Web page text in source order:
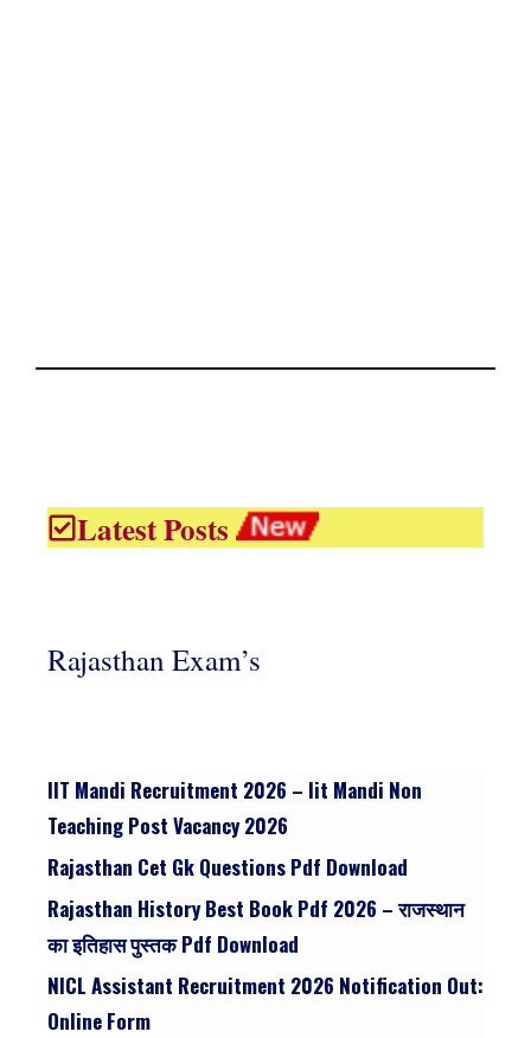
Latest Posts
Rajasthan Exam’s
IIT Mandi Recruitment 2026 – Iit Mandi Non
Teaching Post Vacancy 2026
Rajasthan Cet Gk Questions Pdf Download
Rajasthan History Best Book Pdf 2026 – राजस्थान
का इतिहास पुस्तक Pdf Download
NICL Assistant Recruitment 2026 Notification Out:
Online Form